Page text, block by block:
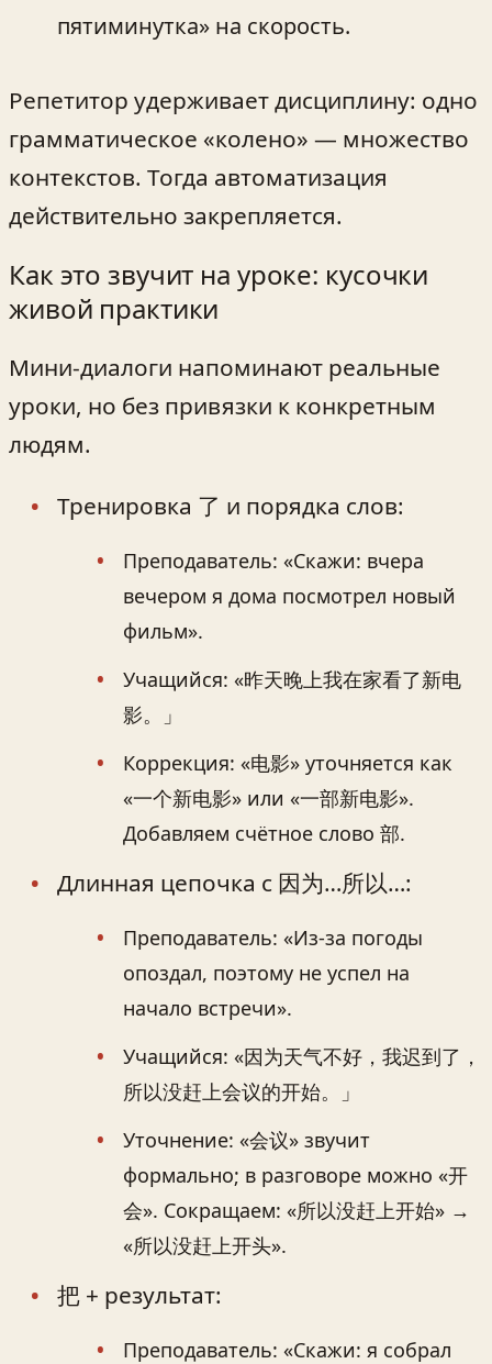
пятиминутка» на скорость.
Репетитор удерживает дисциплину: одно
грамматическое «колено» — множество
контекстов. Тогда автоматизация
действительно закрепляется.
Как это звучит на уроке: кусочки
живой практики
Мини-диалоги напоминают реальные
уроки, но без привязки к конкретным
людям.
Тренировка 了 и порядка слов:
Преподаватель: «Скажи: вчера
вечером я дома посмотрел новый
фильм».
Учащийся: «昨天晚上我在家看了新电
影。」
Коррекция: «电影» уточняется как
«一个新电影» или «一部新电影».
Добавляем счётное слово 部.
Длинная цепочка с 因为…所以…:
Преподаватель: «Из‑за погоды
опоздал, поэтому не успел на
начало встречи».
Учащийся: «因为天气不好，我迟到了，
所以没赶上会议的开始。」
Уточнение: «会议» звучит
формально; в разговоре можно «开
会». Сокращаем: «所以没赶上开始» →
«所以没赶上开头».
把 + результат:
Преподаватель: «Скажи: я собрал